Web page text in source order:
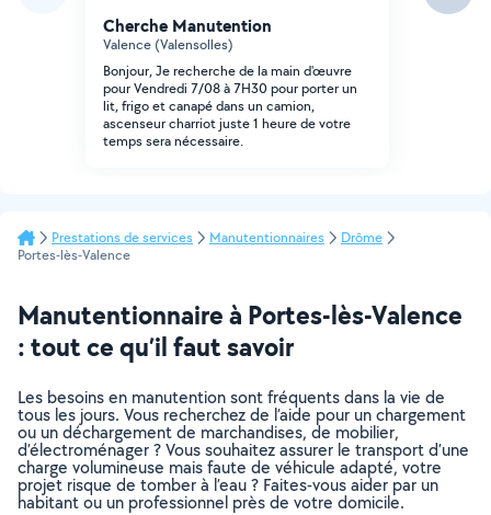
Cherche Manutention
Valence (Valensolles)
Bonjour, Je recherche de la main d'œuvre
pour Vendredi 7/08 à 7H30 pour porter un
lit, frigo et canapé dans un camion,
ascenseur charriot juste 1 heure de votre
temps sera nécessaire.
Prestations de services Manutentionnaires
Drôme
Portes-lès-Valence
Manutentionnaire à Portes-lès-Valence
: tout ce qu’il faut savoir
Les besoins en manutention sont fréquents dans la vie de
tous les jours. Vous recherchez de l’aide pour un chargement
ou un déchargement de marchandises, de mobilier,
d’électroménager ? Vous souhaitez assurer le transport d’une
charge volumineuse mais faute de véhicule adapté, votre
projet risque de tomber à l’eau ? Faites-vous aider par un
habitant ou un professionnel près de votre domicile.